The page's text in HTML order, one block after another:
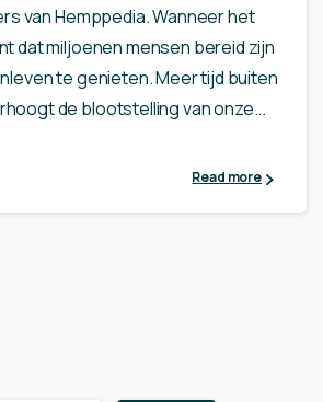
van Hemppedia. Wanneer het
dat miljoenen mensen bereid zijn
te genieten. Meer tijd buiten
de blootstelling van onze...
Read more